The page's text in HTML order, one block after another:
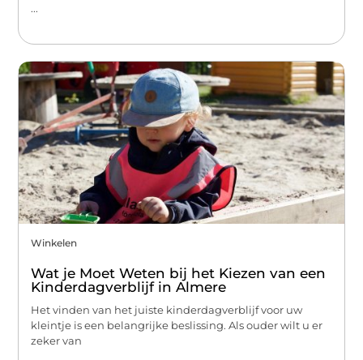
...
Winkelen
Wat je Moet Weten bij het Kiezen van een
Kinderdagverblijf in Almere
Het vinden van het juiste kinderdagverblijf voor uw
kleintje is een belangrijke beslissing. Als ouder wilt u er
zeker van